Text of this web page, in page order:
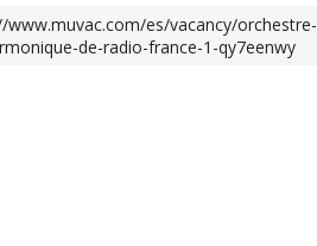
www.muvac.com/es/vacancy/orchestre-
de-radio-france-1-qy7eenwy